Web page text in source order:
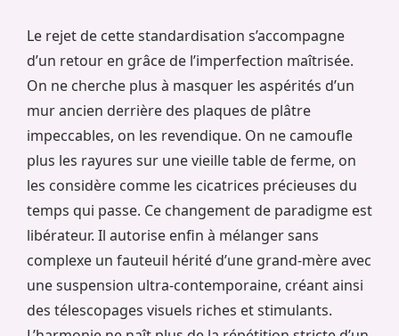
Le rejet de cette standardisation s’accompagne
d’un retour en grâce de l’imperfection maîtrisée.
On ne cherche plus à masquer les aspérités d’un
mur ancien derrière des plaques de plâtre
impeccables, on les revendique. On ne camoufle
plus les rayures sur une vieille table de ferme, on
les considère comme les cicatrices précieuses du
temps qui passe. Ce changement de paradigme est
libérateur. Il autorise enfin à mélanger sans
complexe un fauteuil hérité d’une grand-mère avec
une suspension ultra-contemporaine, créant ainsi
des télescopages visuels riches et stimulants.